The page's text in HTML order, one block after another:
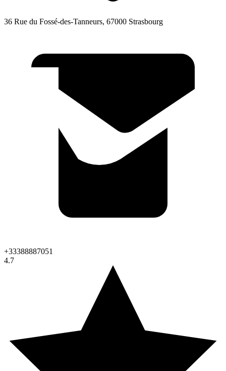
36 Rue du Fossé-des-Tanneurs, 67000 Strasbourg
+33388887051
4.7